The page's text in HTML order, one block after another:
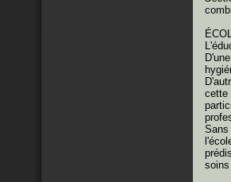
cette
Sans